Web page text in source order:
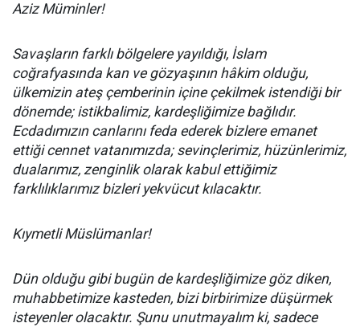
Aziz Müminler!
Savaşların farklı bölgelere yayıldığı, İslam
coğrafyasında kan ve gözyaşının hâkim olduğu,
ülkemizin ateş çemberinin içine çekilmek istendiği bir
dönemde; istikbalimiz, kardeşliğimize bağlıdır.
Ecdadımızın canlarını feda ederek bizlere emanet
ettiği cennet vatanımızda; sevinçlerimiz, hüzünlerimiz,
dualarımız, zenginlik olarak kabul ettiğimiz
farklılıklarımız bizleri yekvücut kılacaktır.
Kıymetli Müslümanlar!
Dün olduğu gibi bugün de kardeşliğimize göz diken,
muhabbetimize kasteden, bizi birbirimize düşürmek
isteyenler olacaktır. Şunu unutmayalım ki, sadece